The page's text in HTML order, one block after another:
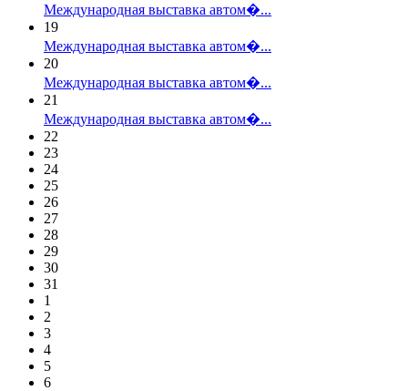
Международная выставка автом�...
19
Международная выставка автом�...
20
Международная выставка автом�...
21
Международная выставка автом�...
22
23
24
25
26
27
28
29
30
31
1
2
3
4
5
6